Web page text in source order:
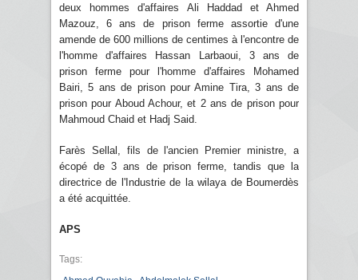
deux hommes d'affaires Ali Haddad et Ahmed
Mazouz, 6 ans de prison ferme assortie d'une
amende de 600 millions de centimes à l'encontre de
l'homme d'affaires Hassan Larbaoui, 3 ans de
prison ferme pour l'homme d'affaires Mohamed
Bairi, 5 ans de prison pour Amine Tira, 3 ans de
prison pour Aboud Achour, et 2 ans de prison pour
Mahmoud Chaid et Hadj Said.
Farès Sellal, fils de l'ancien Premier ministre, a
écopé de 3 ans de prison ferme, tandis que la
directrice de l'Industrie de la wilaya de Boumerdès
a été acquittée.
APS
Tags: